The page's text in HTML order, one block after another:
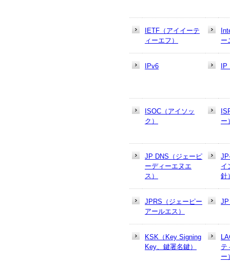
IETF（アイイーテ
ィーエフ）
ー
IPv6
ISOC（アイソッ
ク）
ー
JP DNS（ジェーピ
ーディーエヌエ
ス）
イ
針
JPRS（ジェーピー
アールエス）
JP
KSK（Key Signing
Key、鍵署名鍵）
テ
ー